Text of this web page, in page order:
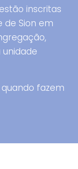
inscritas
de Sion em
unidade
fazem